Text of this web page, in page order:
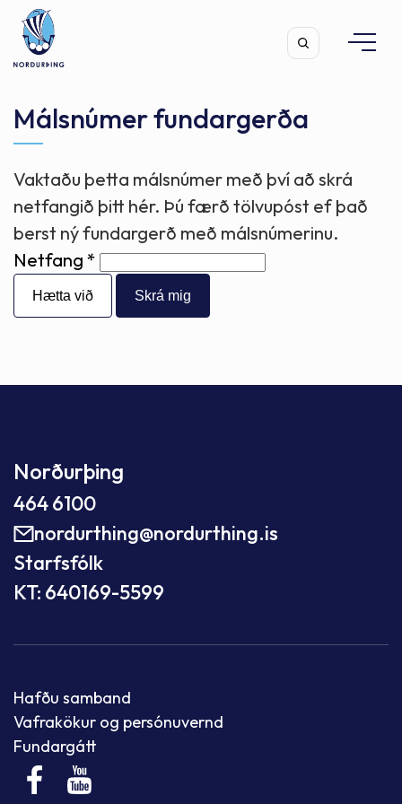
Leita
Málsnúmer fundargerða
Vaktaðu þetta málsnúmer með því að skrá
netfangið þitt hér. Þú færð tölvupóst ef það
berst ný fundargerð með málsnúmerinu.
Netfang
Hætta við
Norðurþing
464 6100
nordurthing@nordurthing.is
Starfsfólk
KT: 640169-5599
Hafðu samband
Vafrakökur og persónuvernd
Fundargátt